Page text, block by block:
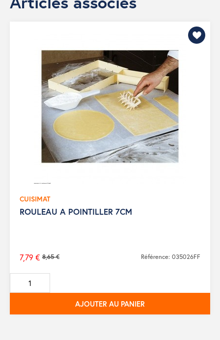
CUISIMAT
ROULEAU A POINTILLER 7CM
Prix
de
base
8,65 €
7,79 € Référence: 035026FF
AJOUTER AU PANIER